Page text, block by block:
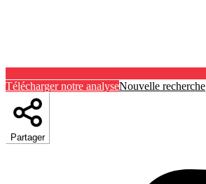
Télécharger notre analyseNouvelle recherche
Partager